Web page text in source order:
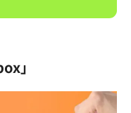
」